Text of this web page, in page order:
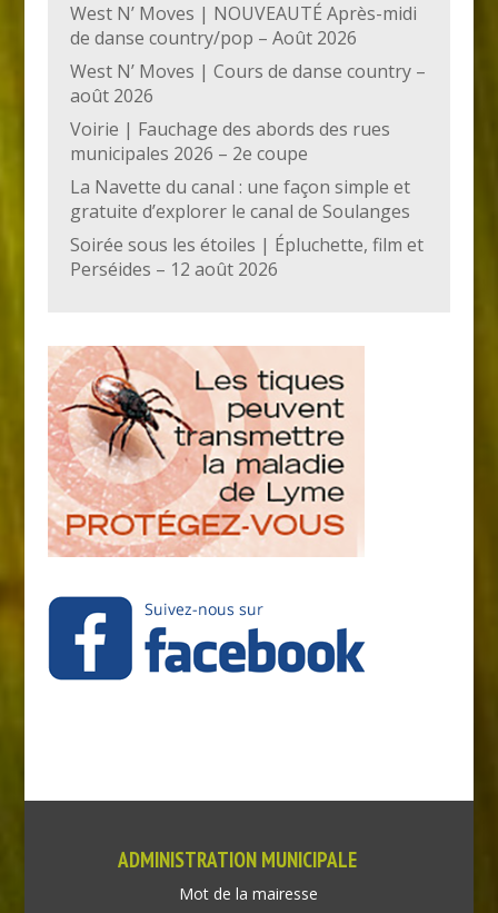
West N’ Moves | NOUVEAUTÉ Après-midi
de danse country/pop – Août 2026
West N’ Moves | Cours de danse country –
août 2026
Voirie | Fauchage des abords des rues
municipales 2026 – 2e coupe
La Navette du canal : une façon simple et
gratuite d’explorer le canal de Soulanges
Soirée sous les étoiles | Épluchette, film et
Perséides – 12 août 2026
ADMINISTRATION MUNICIPALE
Mot de la mairesse